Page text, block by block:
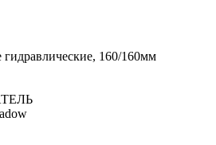
160/160мм